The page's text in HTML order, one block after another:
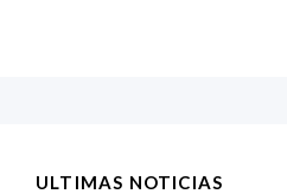
ULTIMAS NOTICIAS